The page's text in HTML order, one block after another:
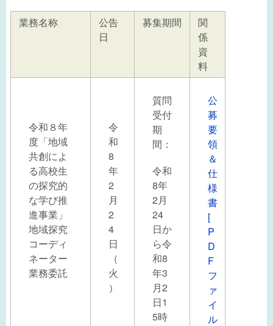
業務名称
公告
日
募集期間
関
係
資
料
令和８年
度「地域
共創によ
る高校生
の探究的
な学び推
進事業」
地域探究
コーディ
ネーター
業務委託
令
和
8
年
2
月
2
4
日
（
火
）
質問
受付
期
間：
令和
8年
2月
24
日か
ら令
和8
年3
月2
日1
5時
公
募
要
領
＆
仕
様
書
[
P
D
F
フ
ァ
イ
ル